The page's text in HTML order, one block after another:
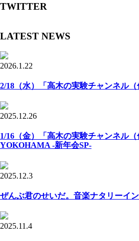
TWITTER
LATEST NEWS
2026.1.22
2/18（水）「高木の実験チャンネル
2025.12.26
1/16（金）「高木の実験チャンネル
YOKOHAMA -新年会SP-
2025.12.3
ぜんぶ君のせいだ。音楽ナタリーイ
2025.11.4